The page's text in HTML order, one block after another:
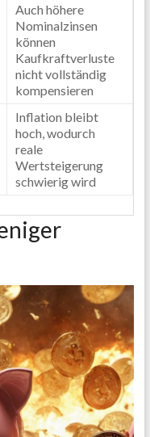
Auch höhere
Nominalzinsen
können
Kaufkraftverluste
nicht vollständig
kompensieren
Inflation bleibt
hoch, wodurch
reale
Wertsteigerung
schwierig wird